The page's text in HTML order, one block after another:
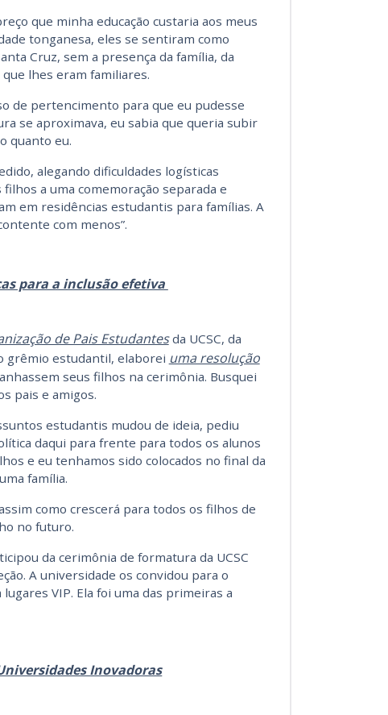
que minha educação custaria aos meus
tonganesa, eles se sentiram como
Cruz, sem a presença da família, da
lhes eram familiares.
de pertencimento para que eu pudesse
se aproximava, eu sabia que queria subir
quanto eu.
alegando dificuldades logísticas
a uma comemoração separada e
em residências estudantis para famílias. A
com menos”.
para a inclusão efetiva
de Pais Estudantesda UCSC, da
grêmio estudantil, elaborei uma resolução
seus filhos na cerimônia. Busquei
pais e amigos.
estudantis mudou de ideia, pediu
daqui para frente para todos os alunos
e eu tenhamos sido colocados no final da
família.
como crescerá para todos os filhos de
no futuro.
da cerimônia de formatura da UCSC
A universidade os convidou para o
VIP. Ela foi uma das primeiras a
Inovadoras